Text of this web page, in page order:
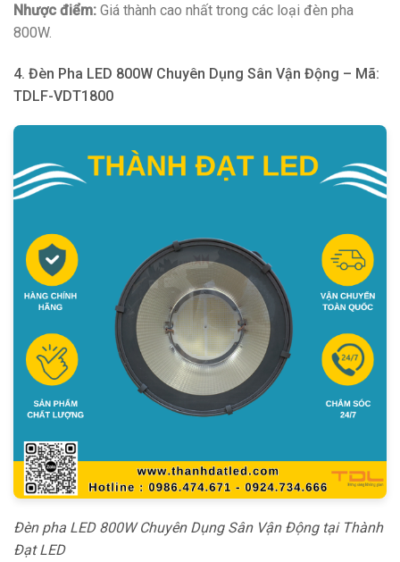
Nhược điểm: Giá thành cao nhất trong các loại đèn pha
800W.
4. Đèn Pha LED 800W Chuyên Dụng Sân Vận Động – Mã:
TDLF-VDT1800
Đèn pha LED 800W Chuyên Dụng Sân Vận Động tại Thành
Đạt LED